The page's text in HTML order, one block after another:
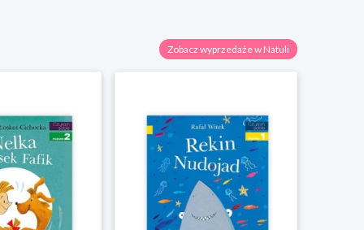
Zobacz wyprzedaże w Natuli